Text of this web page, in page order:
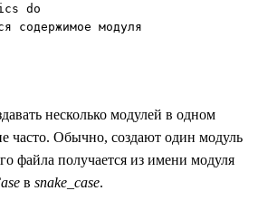
do
содержимое модуля
несколько модулей в одном
часто. Обычно, создают один модуль
файла получается из имени модуля
в snake_case.